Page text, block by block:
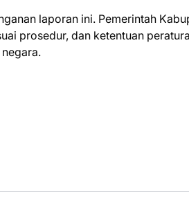
laporan ini. Pemerintah
prosedur, dan ketentuan